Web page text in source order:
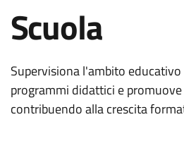
Scuola
Supervisiona l'ambito
programmi didattici e
contribuendo alla crescita